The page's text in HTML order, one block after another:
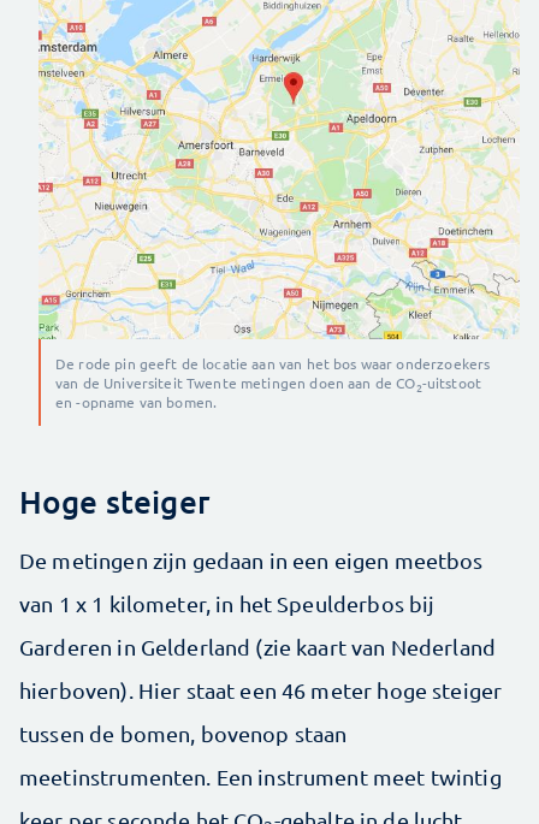
De rode pin geeft de locatie aan van het bos waar onderzoekers
van de Universiteit Twente metingen doen aan de CO2-uitstoot
en -opname van bomen.
Hoge steiger
De metingen zijn gedaan in een eigen meetbos
van 1 x 1 kilometer, in het Speulderbos bij
Garderen in Gelderland (zie kaart van Nederland
hierboven). Hier staat een 46 meter hoge steiger
tussen de bomen, bovenop staan
meetinstrumenten. Een instrument meet twintig